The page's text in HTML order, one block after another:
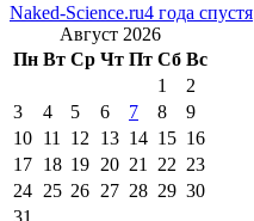
Naked-Science.ru4 года спустя
Август 2026
Пн Вт Ср Чт Пт Сб Вс
1
2
3
4 5 6 7 8
9
10 11 12 13 14 15 16
17 18 19 20 21 22 23
24 25 26 27 28 29 30
31